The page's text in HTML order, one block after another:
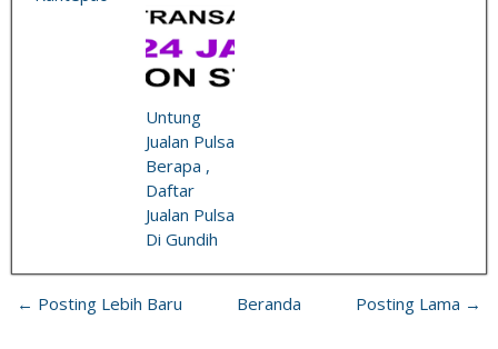
Untung
Jualan Pulsa
Berapa ,
Daftar
Jualan Pulsa
Di Gundih
← Posting Lebih Baru Posting Lama →
Beranda